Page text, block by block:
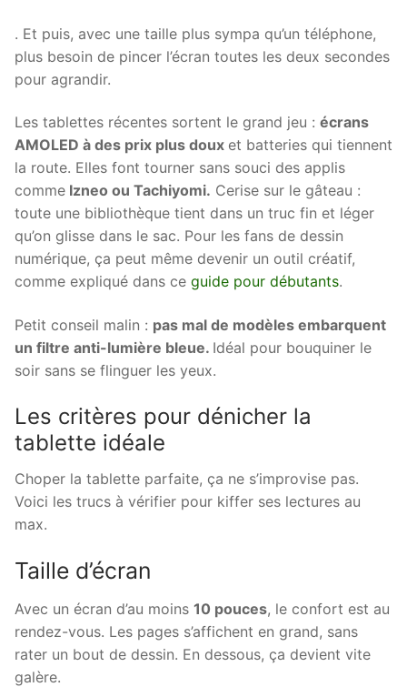
. Et puis, avec une taille plus sympa qu’un téléphone,
plus besoin de pincer l’écran toutes les deux secondes
pour agrandir.
Les tablettes récentes sortent le grand jeu : écrans
AMOLED à des prix plus doux et batteries qui tiennent
la route. Elles font tourner sans souci des applis
comme Izneo ou Tachiyomi. Cerise sur le gâteau :
toute une bibliothèque tient dans un truc fin et léger
qu’on glisse dans le sac. Pour les fans de dessin
numérique, ça peut même devenir un outil créatif,
comme expliqué dans ce guide pour débutants.
Petit conseil malin : pas mal de modèles embarquent
un filtre anti-lumière bleue. Idéal pour bouquiner le
soir sans se flinguer les yeux.
Les critères pour dénicher la
tablette idéale
Choper la tablette parfaite, ça ne s’improvise pas.
Voici les trucs à vérifier pour kiffer ses lectures au
max.
Taille d’écran
Avec un écran d’au moins 10 pouces, le confort est au
rendez-vous. Les pages s’affichent en grand, sans
rater un bout de dessin. En dessous, ça devient vite
galère.